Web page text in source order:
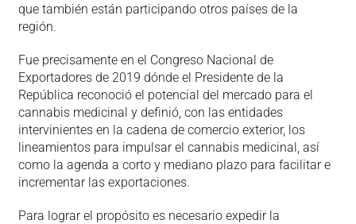
que también están participando otros países de la
región.
Fue precisamente en el Congreso Nacional de
Exportadores de 2019 dónde el Presidente de la
República reconoció el potencial del mercado para el
cannabis medicinal y definió, con las entidades
intervinientes en la cadena de comercio exterior, los
lineamientos para impulsar el cannabis medicinal, así
como la agenda a corto y mediano plazo para facilitar e
incrementar las exportaciones.
Para lograr el propósito es necesario expedir la